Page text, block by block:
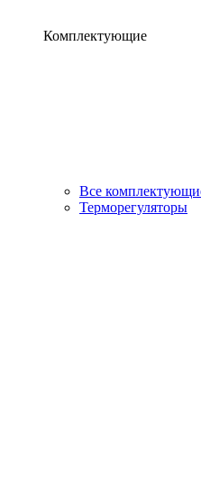
Комплектующие
Все
Терморегуляторы